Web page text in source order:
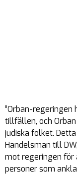
”Orban-
tillfällen, och
judiska folket.
Handelsman till
mot regeringen
personer som